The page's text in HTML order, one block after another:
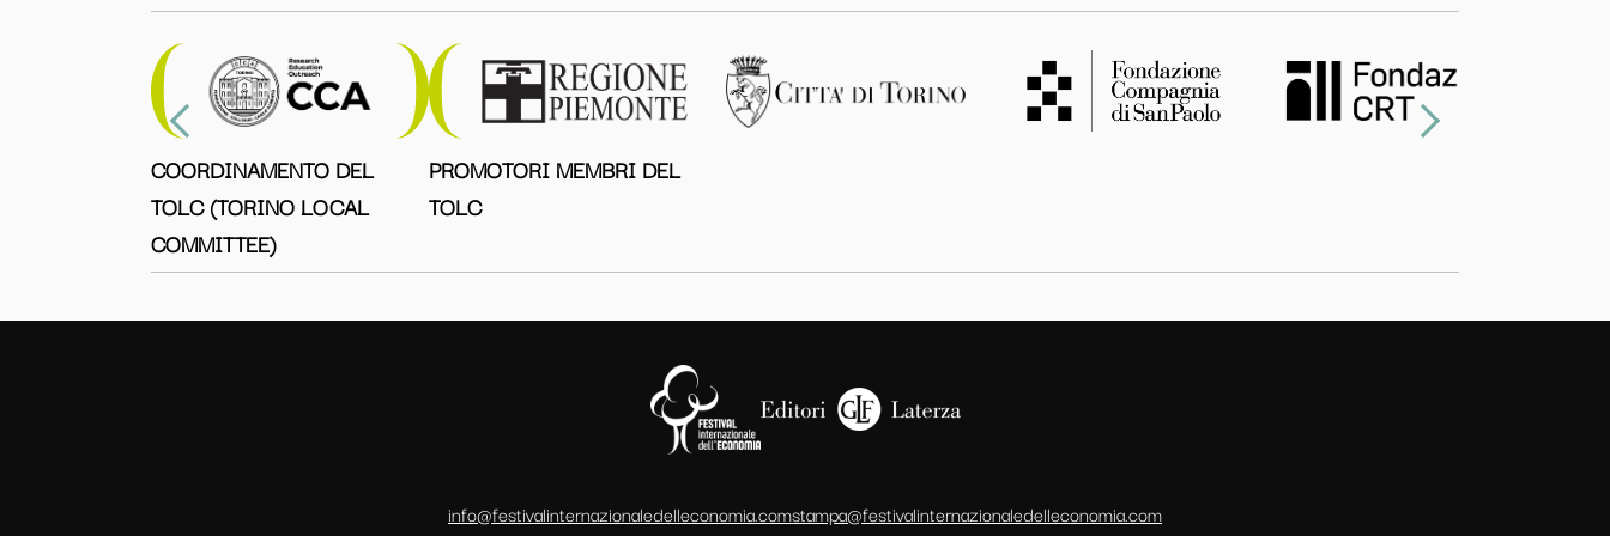
COORDINAMENTO DEL
TOLC (TORINO LOCAL
COMMITTEE)
PROMOTORI MEMBRI DEL
TOLC
info@festivalinternazionaledelleconomia.comstampa@festivalinternazionaledelleconomia.com